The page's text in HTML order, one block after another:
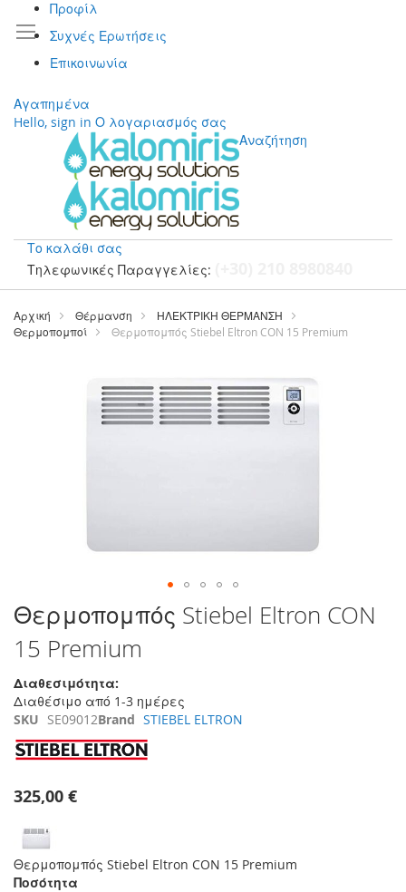
Προφίλ
Συχνές Ερωτήσεις
Επικοινωνία
Αγαπημένα
Hello, sign in Ο λογαριασμός σας
Αναζήτηση
Το καλάθι σας
Τηλεφωνικές Παραγγελίες:
Μετάβαση
περιεχόμενο
Αρχική Θέρμανση
ΗΛΕΚΤΡΙΚΗ ΘΕΡΜΑΝΣΗ
Θερμοπομποί
Θερμοπομπός Stiebel Eltron CON 15 Premium
Μετάβαση
στην
αρχή
της
συλλογής
εικόνων
Θερμοπομπός Stiebel Eltron CON
15 Premium
Διαθεσιμότητα:
Διαθέσιμο από 1-3 ημέρες
SKU SE09012Brand STIEBEL ELTRON
325,00 €
Θερμοπομπός Stiebel Eltron CON 15 Premium
Ποσότητα